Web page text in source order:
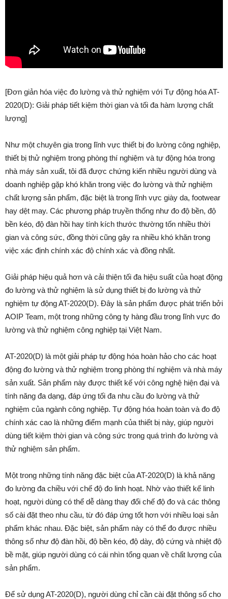
[Đơn giản hóa việc đo lường và thử nghiệm với Tự động hóa AT-
2020(D): Giải pháp tiết kiệm thời gian và tối đa hàm lượng chất
lượng]
Như một chuyên gia trong lĩnh vực thiết bị đo lường công nghiệp,
thiết bị thử nghiệm trong phòng thí nghiệm và tự động hóa trong
nhà máy sản xuất, tôi đã được chứng kiến nhiều người dùng và
doanh nghiệp gặp khó khăn trong việc đo lường và thử nghiệm
chất lượng sản phẩm, đặc biệt là trong lĩnh vực giày da, footwear
hay dệt may. Các phương pháp truyền thống như đo độ bền, độ
bền kéo, độ đàn hồi hay tính kích thước thường tốn nhiều thời
gian và công sức, đồng thời cũng gây ra nhiều khó khăn trong
việc xác định chính xác độ chính xác và đồng nhất.
Giải pháp hiệu quả hơn và cải thiện tối đa hiệu suất của hoạt động
đo lường và thử nghiệm là sử dụng thiết bị đo lường và thử
nghiệm tự động AT-2020(D). Đây là sản phẩm được phát triển bởi
AOIP Team, một trong những công ty hàng đầu trong lĩnh vực đo
lường và thử nghiệm công nghiệp tại Việt Nam.
AT-2020(D) là một giải pháp tự động hóa hoàn hảo cho các hoạt
động đo lường và thử nghiệm trong phòng thí nghiệm và nhà máy
sản xuất. Sản phẩm này được thiết kế với công nghệ hiện đại và
tính năng đa dạng, đáp ứng tối đa nhu cầu đo lường và thử
nghiệm của ngành công nghiệp. Tự động hóa hoàn toàn và đo độ
chính xác cao là những điểm mạnh của thiết bị này, giúp người
dùng tiết kiệm thời gian và công sức trong quá trình đo lường và
thử nghiệm sản phẩm.
Một trong những tính năng đặc biệt của AT-2020(D) là khả năng
đo lường đa chiều với chế độ đo linh hoạt. Nhờ vào thiết kế linh
hoạt, người dùng có thể dễ dàng thay đổi chế độ đo và các thông
số cài đặt theo nhu cầu, từ đó đáp ứng tốt hơn với nhiều loại sản
phẩm khác nhau. Đặc biệt, sản phẩm này có thể đo được nhiều
thông số như độ đàn hồi, độ bền kéo, độ dày, độ cứng và nhiệt độ
bề mặt, giúp người dùng có cái nhìn tổng quan về chất lượng của
sản phẩm.
Để sử dụng AT-2020(D), người dùng chỉ cần cài đặt thông số cho